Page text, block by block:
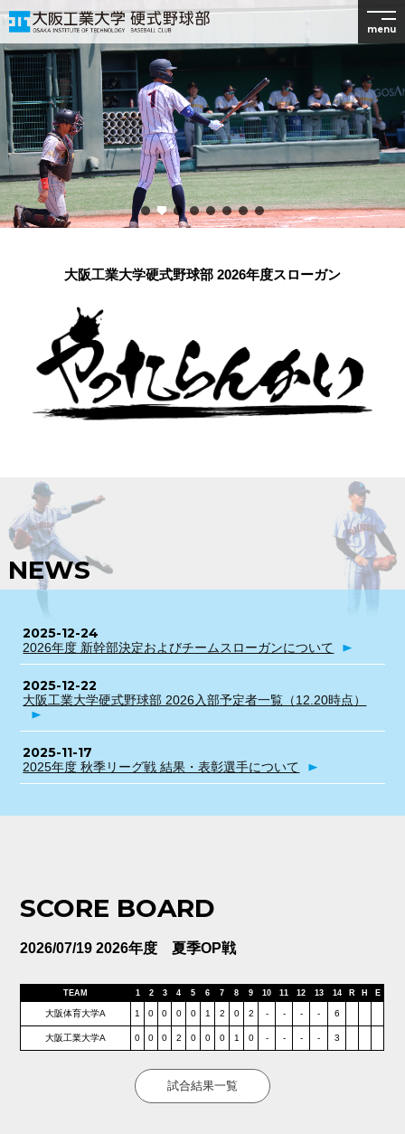
menu
大阪工業大学硬式野球部 2026年度スローガン
NEWS
2025-12-24
2026年度 新幹部決定およびチームスローガンについて
2025-12-22
大阪工業大学硬式野球部 2026入部予定者一覧（12.20時点）
2025-11-17
2025年度 秋季リーグ戦 結果・表彰選手について
SCORE BOARD
2026/07/19 2026年度 夏季OP戦
TEAM 1 2 3 4 5 6 7 8 9 10 11 12 13 14 R H E
大阪体育大学A 1 0 0 0 0 1 2 0 2 - - - - 6
大阪工業大学A 0 0 0 2 0 0 0 1 0 - - - - 3
試合結果一覧